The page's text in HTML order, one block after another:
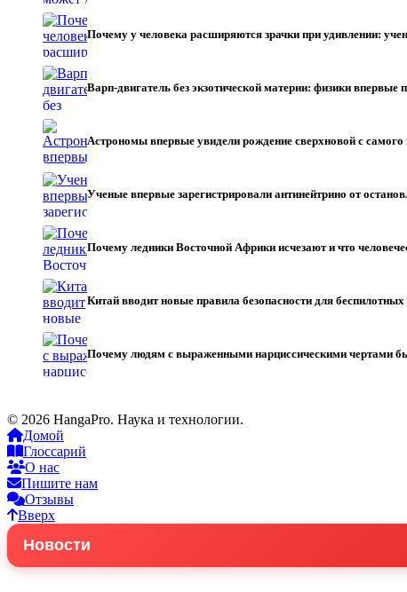
Почему у человека расширяются зрачки при удивлении:
Варп-двигатель без экзотической материи: физики впервые
Астрономы впервые увидели рождение сверхновой с
Ученые впервые зарегистрировали антинейтрино от
Почему ледники Восточной Африки исчезают и что
Китай вводит новые правила безопасности для
Почему людям с выраженными нарциссическими чертами
© 2026 HangaPro. Наука и технологии.
Домой
Глоссарий
О нас
Пишите нам
Отзывы
Вверх
Новости